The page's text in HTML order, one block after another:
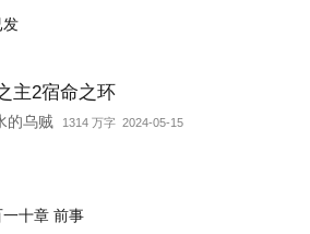
格应该挺适合你们的。 在这里，武道不
道比赛，文无第一，武无第二！ 楼成得
一大流派断绝的传承后，向着最初的梦
心里的荣耀，一步一步前进，都市之中
发
主2宿命之环
的乌贼 1314 万字 2024-05-15
十章 前事